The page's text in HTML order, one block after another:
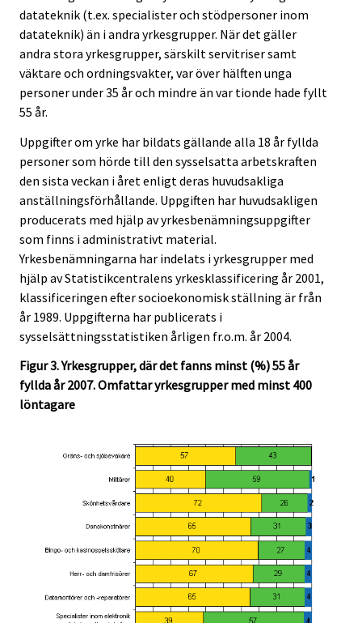
datateknik (t.ex. specialister och stödpersoner inom
datateknik) än i andra yrkesgrupper. När det gäller
andra stora yrkesgrupper, särskilt servitriser samt
väktare och ordningsvakter, var över hälften unga
personer under 35 år och mindre än var tionde hade fyllt
55 år.
Uppgifter om yrke har bildats gällande alla 18 år fyllda
personer som hörde till den sysselsatta arbetskraften
den sista veckan i året enligt deras huvudsakliga
anställningsförhållande. Uppgiften har huvudsakligen
producerats med hjälp av yrkesbenämningsuppgifter
som finns i administrativt material.
Yrkesbenämningarna har indelats i yrkesgrupper med
hjälp av Statistikcentralens yrkesklassificering år 2001,
klassificeringen efter socioekonomisk ställning är från
år 1989. Uppgifterna har publicerats i
sysselsättningsstatistiken årligen fr.o.m. år 2004.
Figur 3. Yrkesgrupper, där det fanns minst (%) 55 år
fyllda år 2007. Omfattar yrkesgrupper med minst 400
löntagare